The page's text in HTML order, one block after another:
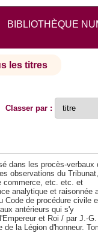
BIBLIOTHÈQUE
les titres
Classer par :
dans les procès-verbaux
observations du Tribunat,
commerce, etc. etc. et
analytique et raisonnée
Code de procédure civile
antérieurs qui s'y
et Roi / par J.-G.
la Légion d'honneur.